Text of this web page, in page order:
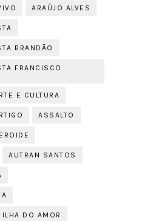
ARAÚJO ALVES
BRANDÃO
FRANCISCO
E CULTURA
ASSALTO
AUTRAN SANTOS
DO AMOR